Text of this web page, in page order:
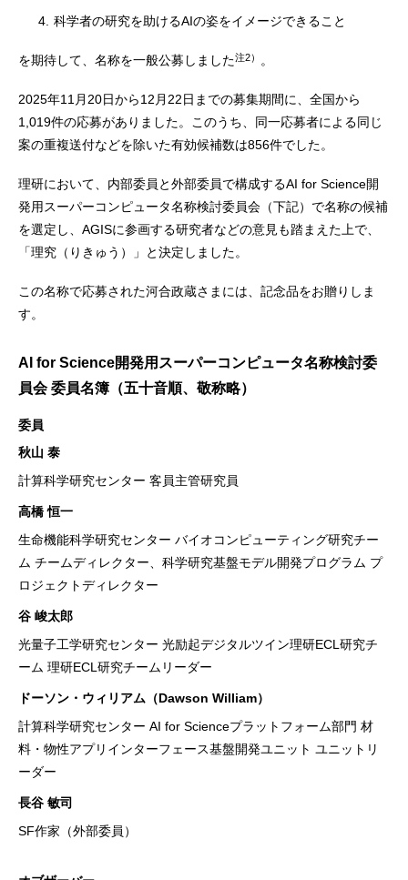
4. 科学者の研究を助けるAIの姿をイメージできること
を期待して、名称を一般公募しました注2） 。
2025年11月20日から12月22日までの募集期間に、全国から
1,019件の応募がありました。このうち、同一応募者による同じ
案の重複送付などを除いた有効候補数は856件でした。
理研において、内部委員と外部委員で構成するAI for Science開
発用スーパーコンピュータ名称検討委員会（下記）で名称の候補
を選定し、AGISに参画する研究者などの意見も踏まえた上で、
「理究（りきゅう）」と決定しました。
この名称で応募された河合政蔵さまには、記念品をお贈りしま
す。
AI for Science開発用スーパーコンピュータ名称検討委
員会 委員名簿（五十音順、敬称略）
委員
秋山 泰
計算科学研究センター 客員主管研究員
高橋 恒一
生命機能科学研究センター バイオコンピューティング研究チー
ム チームディレクター、科学研究基盤モデル開発プログラム プ
ロジェクトディレクター
谷 峻太郎
光量子工学研究センター 光励起デジタルツイン理研ECL研究チ
ーム 理研ECL研究チームリーダー
ドーソン・ウィリアム（Dawson William）
計算科学研究センター AI for Scienceプラットフォーム部門 材
料・物性アプリインターフェース基盤開発ユニット ユニットリ
ーダー
長谷 敏司
SF作家（外部委員）